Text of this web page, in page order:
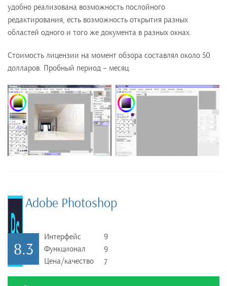
удобно реализована возможность послойного
редактирования, есть возможность открытия разных
областей одного и того же документа в разных окнах.
Стоимость лицензии на момент обзора составлял около 50
долларов. Пробный период – месяц.
Adobe Photoshop
8.3
Интерфейс
Функционал
Цена/качество
9
9
7